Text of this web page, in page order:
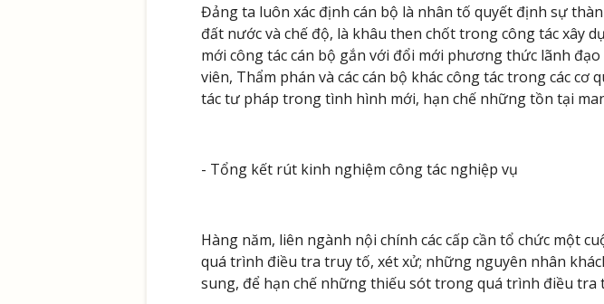
Đảng ta luôn xác định cán bộ là nhân tố quyết định sự
đất nước và chế độ, là khâu then chốt trong công tác xây
mới công tác cán bộ gắn với đổi mới phương thức lãnh
viên, Thẩm phán và các cán bộ khác công tác trong các
tác tư pháp trong tình hình mới, hạn chế những tồn tại
- Tổng kết rút kinh nghiệm công tác nghiệp vụ
Hàng năm, liên ngành nội chính các cấp cần tổ chức một
quá trình điều tra truy tố, xét xử; những nguyên nhân
sung, để hạn chế những thiếu sót trong quá trình điều tra